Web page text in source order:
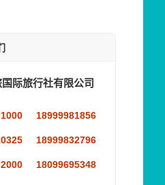
际旅行社有限公司
18999981856
18999832796
18099695348